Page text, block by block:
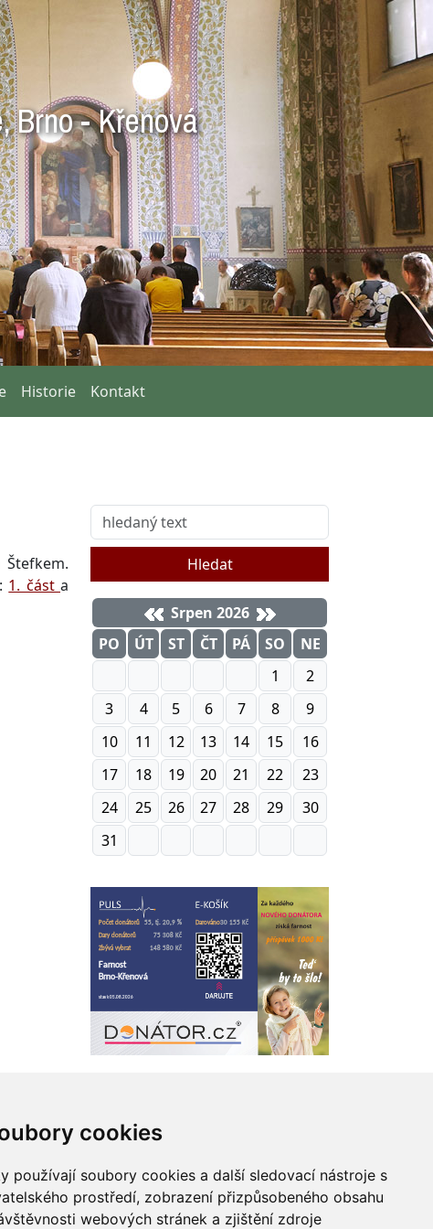
cookies
používají soubory cookies a další sledovací nástroje s
prostředí, zobrazení přizpůsobeného obsahu
webových stránek a zjištění zdroje
Brno - Křenová
Historie Kontakt
1. částa
Hledat
Srpen 2026
PO
ÚT ST ČT PÁ SO
NE
1
2
3
4 5 6 7 8
9
10
11 12 13 14 15
16
17
18 19 20 21 22
23
24
25 26 27 28 29
30
31
Zásady zpracování osobních údajů
Správce obsahu webu